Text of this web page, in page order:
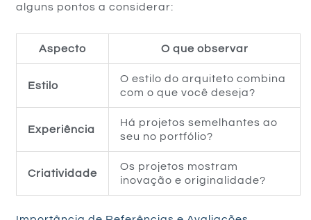
alguns pontos a considerar:
Aspecto O que observar
Estilo
O estilo do arquiteto combina
com o que você deseja?
Experiência
Há projetos semelhantes ao
seu no portfólio?
Criatividade
Os projetos mostram
inovação e originalidade?